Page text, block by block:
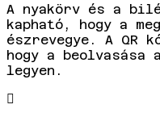
A nyakörv és a
kapható, hogy a
észrevegye. A QR
hogy a beolvasása
legyen.